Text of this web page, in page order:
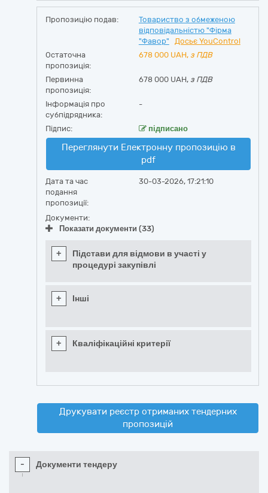
Пропозицію подав:
Товариство з обмеженою
відповідальністю "Фірма
"Фавор"
Досьє YouControl
Остаточна
пропозиція:
678 000 UAH, з ПДВ
Первинна
пропозиція:
678 000 UAH, з ПДВ
Інформація про
субпідрядника:
-
Підпис: підписано
Переглянути Електронну пропозицію в
pdf
Дата та час
подання
пропозиції:
30-03-2026, 17:21:10
Документи:
Показати документи (33)
+
Підстави для відмови в участі у
процедурі закупівлі
+ Інші
+ Кваліфікаційні критерії
Друкувати реєстр отриманих тендерних
пропозицій
- Документи тендеру